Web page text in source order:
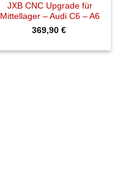
JXB CNC Upgrade für
Mittellager – Audi C6 – A6
369,90 €